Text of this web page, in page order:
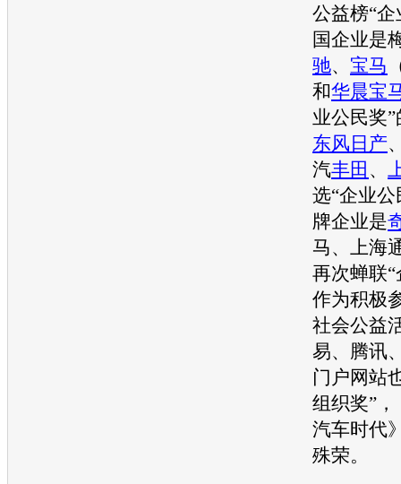
公益榜“
国企业是
驰、 宝马
和华晨宝
业公民奖
东风日产
汽丰田 、
选“企业
牌企业是
马、 上海
再次蝉联
作为积极
社会公益
易、腾讯
门户网站
组织奖”
汽车时代
殊荣。